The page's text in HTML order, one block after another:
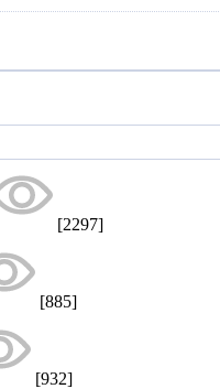
[2297]
[885]
[932]